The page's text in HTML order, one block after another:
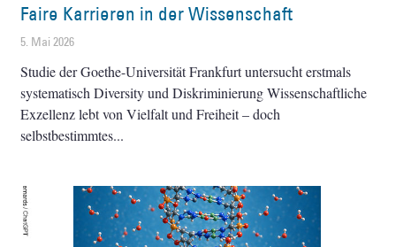
Faire Karrieren in der Wissenschaft
5. Mai 2026
Studie der Goethe-Universität Frankfurt untersucht erstmals
systematisch Diversity und Diskriminierung Wissenschaftliche
Exzellenz lebt von Vielfalt und Freiheit – doch
selbstbestimmtes